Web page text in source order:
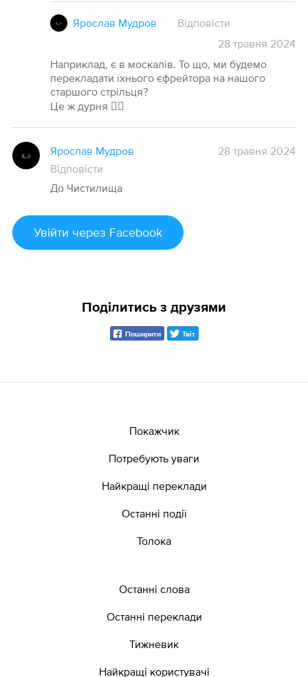
Ярослав Мудров
Відповісти
28травня 2024
Наприклад, є в москалів. То що, ми будемо
перекладати їхнього єфрейтора на нашого
старшого стрільця?
Це ж дурня 🤷‍♂️
Ярослав Мудров
28 травня 2024
Відповісти
До Чистилища
Увійти через Facebook
Поділитись з друзями
Поширити Твіт
Покажчик
Потребують уваги
Найкращі переклади
Останні події
Толока
Останні слова
Останні переклади
Тижневик
Найкращі користувачі